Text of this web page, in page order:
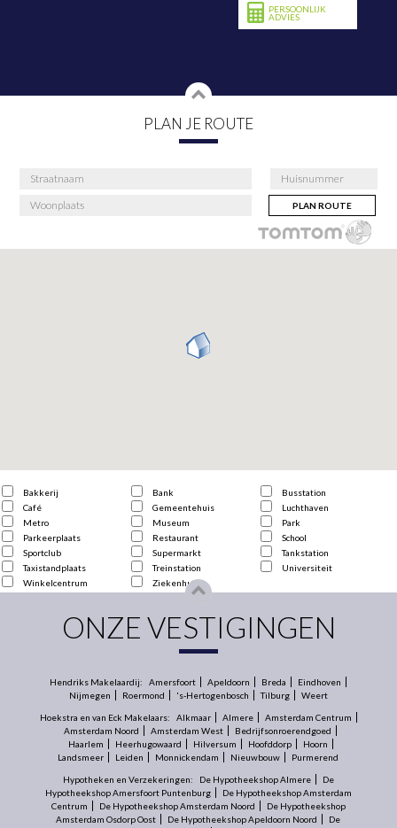
PERSOONLIJK
ADVIES
PLAN JE ROUTE
PLAN ROUTE
Bakkerij Bank
Busstation
Café
Gemeentehuis
Luchthaven
Metro
Museum
Park
Parkeerplaats
Restaurant
School
Sportclub
Supermarkt
Tankstation
Taxistandplaats
Treinstation
Universiteit
Winkelcentrum
Ziekenhuis
ONZE VESTIGINGEN
Hendriks Makelaardij: Amersfoort Apeldoorn Breda
Eindhoven
Nijmegen
Roermond 's-Hertogenbosch Tilburg Weert
Hoekstra en van Eck Makelaars: Alkmaar Almere
Amsterdam Centrum
Amsterdam Noord
Amsterdam West
Bedrijfsonroerendgoed
Haarlem
Heerhugowaard Hilversum Hoofddorp
Hoorn
Landsmeer
Leiden Monnickendam Nieuwbouw Purmerend
Hypotheken en Verzekeringen: De Hypotheekshop Almere
De
Hypotheekshop Amersfoort Puntenburg
De Hypotheekshop Amsterdam
Centrum
De Hypotheekshop Amsterdam Noord
De Hypotheekshop
Amsterdam Osdorp Oost
De Hypotheekshop Apeldoorn Noord
De